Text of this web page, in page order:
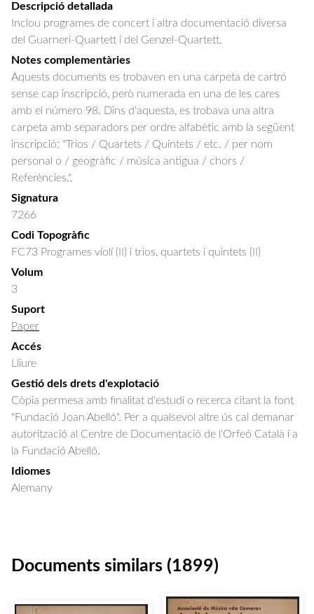
Descripció detallada
Inclou programes de concert i altra documentació diversa
del Guarneri-Quartett i del Genzel-Quartett.
Notes complementàries
Aquests documents es trobaven en una carpeta de cartró
sense cap inscripció, però numerada en una de les cares
amb el número 98. Dins d'aquesta, es trobava una altra
carpeta amb separadors per ordre alfabètic amb la següent
inscripció: "Trios / Quartets / Quintets / etc. / per nom
personal o / geogràfic / música antigua / chors /
Referències.".
Signatura
7266
Codi Topogràfic
FC73 Programes violí (II) i trios, quartets i quintets (II)
Volum
3
Suport
Paper
Accés
Lliure
Gestió dels drets d'explotació
Còpia permesa amb finalitat d'estudi o recerca citant la font
"Fundació Joan Abelló". Per a qualsevol altre ús cal demanar
autorització al Centre de Documentació de l'Orfeó Català i a
la Fundació Abelló.
Idiomes
Alemany
Documents similars (1899)